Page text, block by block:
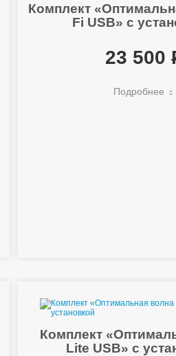
Комплект
Fi USB» с
23 500
Подробнее
Комплект
Lite USB» с